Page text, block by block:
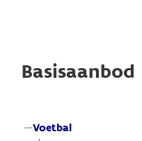
Basisaanbod
Voetbal